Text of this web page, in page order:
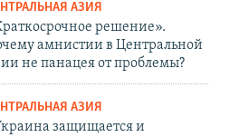
АЗИЯ
решение».
амнистии в Центральной
не панацея от проблемы?
АЗИЯ
защищается и